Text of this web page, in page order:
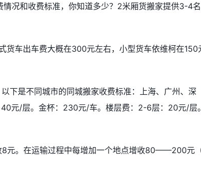
况和收费标准，你知道多少？2米厢货搬家提供3-4
货车出车费大概在300元左右，小型货车依维柯在150
下是不同城市的同城搬家收费标准：上海、广州、深
元/层。金杯：230元/车。楼层费：2-6层：20元/层。
8元。在运输过程中每增加一个地点增收80——200元